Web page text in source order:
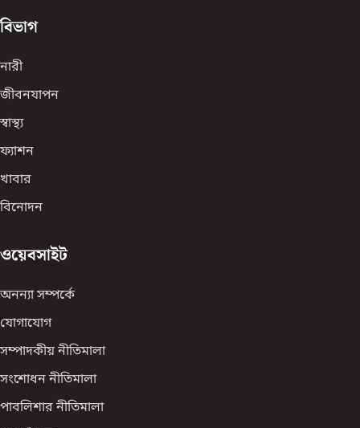
বিভাগ
নারী
জীবনযাপন
স্বাস্থ্য
ফ্যাশন
খাবার
বিনোদন
ওয়েবসাইট
অনন্যা সম্পর্কে
যোগাযোগ
সম্পাদকীয় নীতিমালা
সংশোধন নীতিমালা
পাবলিশার নীতিমালা